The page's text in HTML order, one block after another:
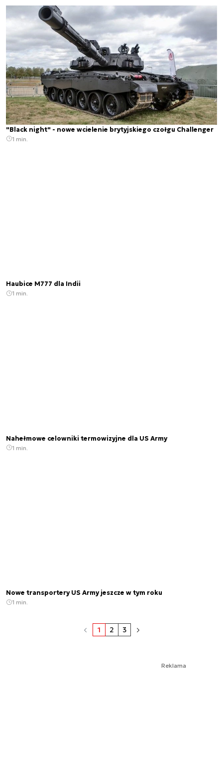
"Black night" - nowe wcielenie brytyjskiego czołgu Challenger
1 min.
Haubice M777 dla Indii
1 min.
Nahełmowe celowniki termowizyjne dla US Army
1 min.
Nowe transportery US Army jeszcze w tym roku
1 min.
1 2 3
Reklama